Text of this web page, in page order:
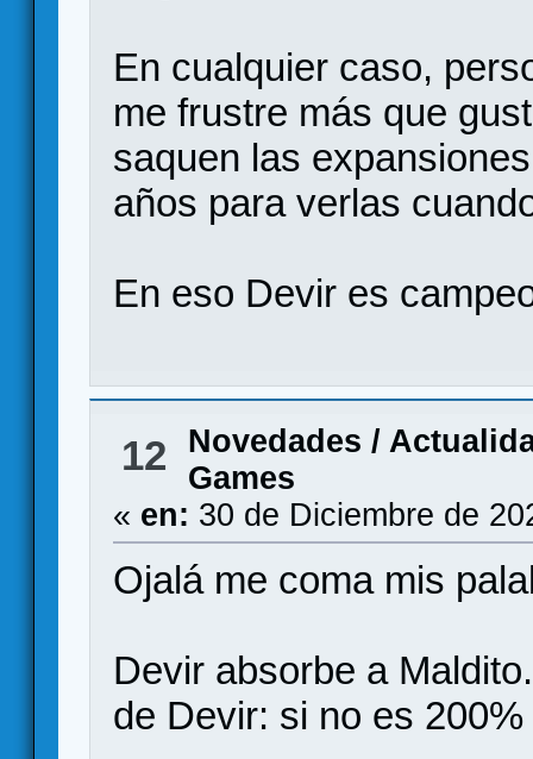
En cualquier caso,
me frustre más que
saquen las
años para verlas
En eso Devir es
12
Novedades /
Games
« en: 30 de Diciembre de
Ojalá me coma mis
Devir absorbe a
de Devir: si no es